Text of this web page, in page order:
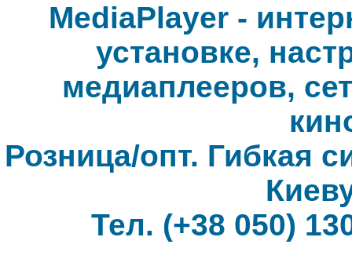
MediaPlayer -
установке,
медиаплееров,
Розница/опт. Гибкая
Тел. (+38 050)